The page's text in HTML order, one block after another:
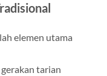
elemen utama
tarian